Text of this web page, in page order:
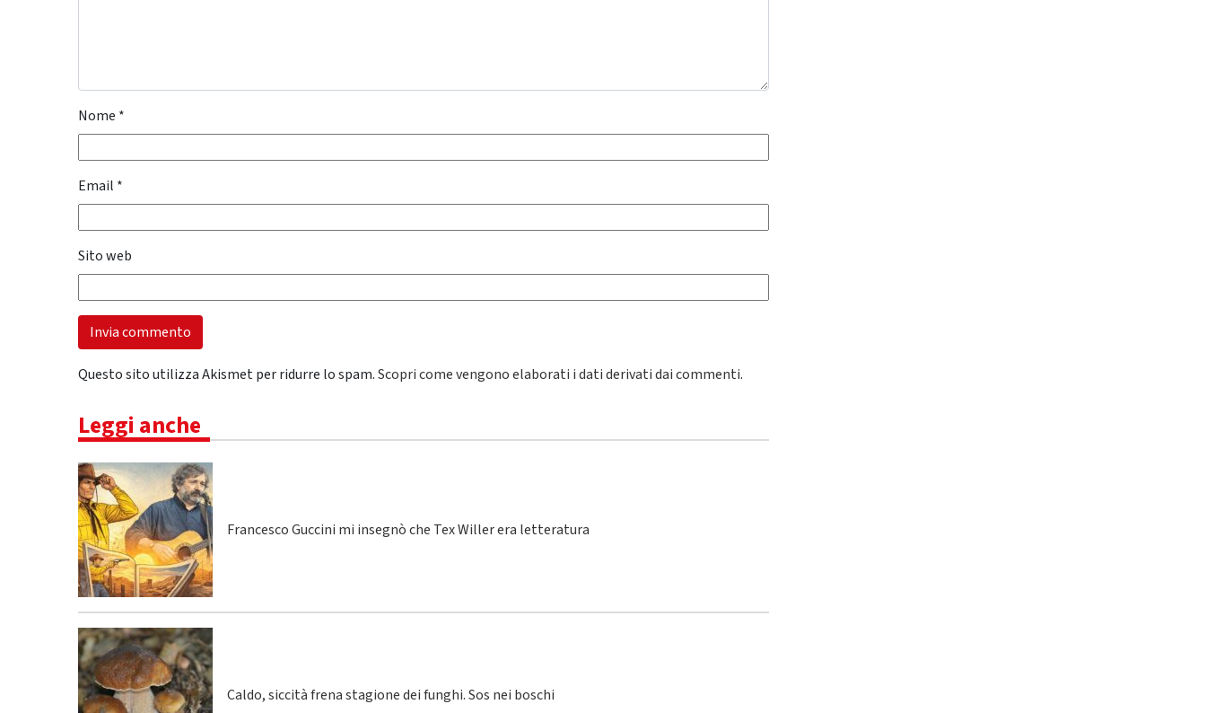
Nome *
Email *
Sito web
Questo sito utilizza Akismet per ridurre lo spam.Scopri come vengono elaborati i dati derivati dai commenti.
Leggi anche
Francesco Guccini mi insegnò che Tex Willer era letteratura
Caldo, siccità frena stagione dei funghi. Sos nei boschi